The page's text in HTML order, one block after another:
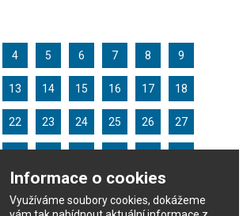
Informace o cookies
Využíváme soubory cookies, dokážeme
4 5 6 7 8 9
13 14 15 16 17 18
22 23 24 25 26 27